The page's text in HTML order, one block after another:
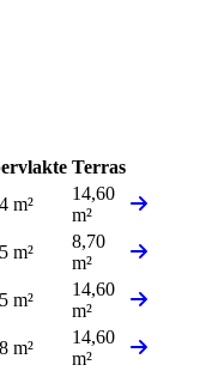
Terras
m²
14,60
m²
m²
8,70
m²
m²
14,60
m²
m²
14,60
m²